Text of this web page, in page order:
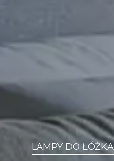
LAMPY DO ŁÓŻKA